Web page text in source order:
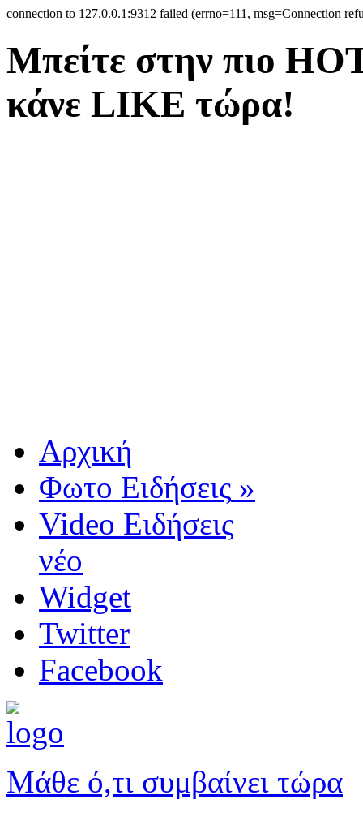
connection to 127.0.0.1:9312 failed (errno=111, msg=Connection
Μπείτε στην πιο
κάνε LIKE τώρα!
Αρχική
Φωτο Ειδήσεις »
Video Ειδήσεις
νέο
Widget
Twitter
Facebook
Μάθε ό,τι συμβαίνει τώρα